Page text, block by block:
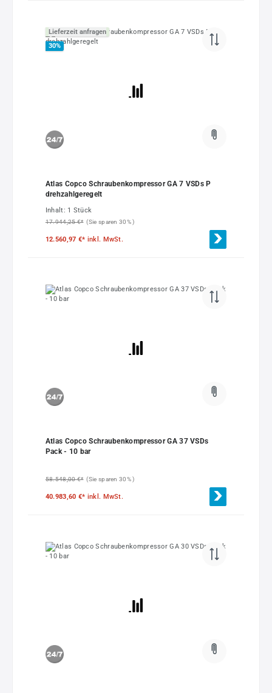
Lieferzeit anfragen
30%
Atlas Copco Schraubenkompressor GA 7 VSDs P
drehzahlgeregelt
Inhalt: 1 Stück
17.944,25 €* (Sie sparen 30% )
12.560,97 €* inkl. MwSt.
Atlas Copco Schraubenkompressor GA 37 VSDs
Pack - 10 bar
58.548,00 €* (Sie sparen 30% )
40.983,60 €* inkl. MwSt.